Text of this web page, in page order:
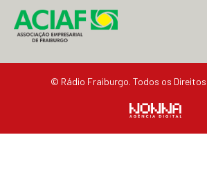
© Rádio Fraiburgo. Todos os